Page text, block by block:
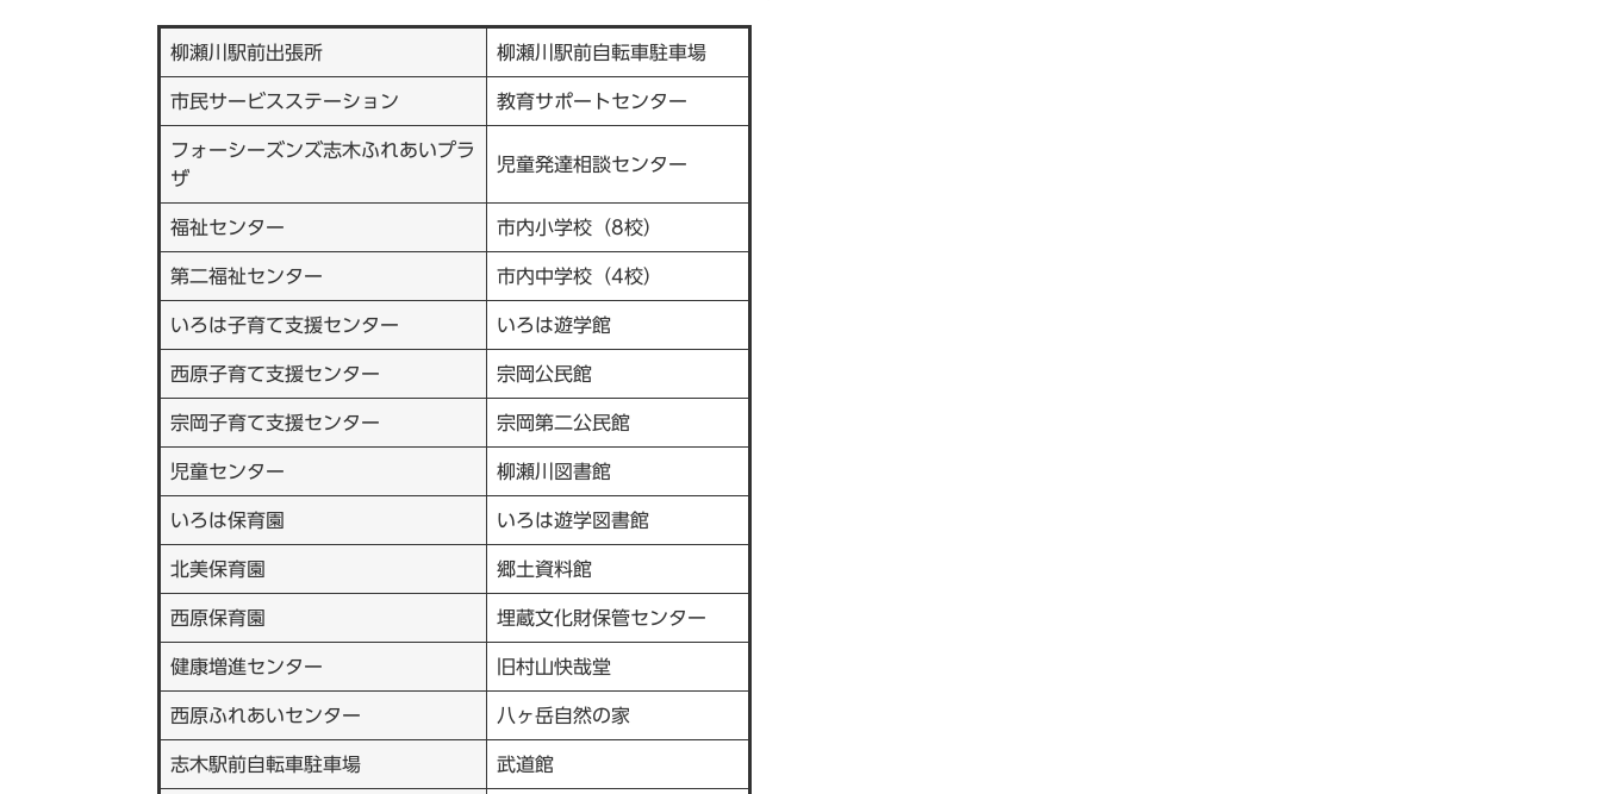
柳瀬川駅前出張所 柳瀬川駅前自転車駐車場
市民サービスステーション 教育サポートセンター
フォーシーズンズ志木ふれあいプラ
ザ
児童発達相談センター
福祉センター 市内小学校（8校）
第二福祉センター 市内中学校（4校）
いろは子育て支援センター いろは遊学館
西原子育て支援センター 宗岡公民館
宗岡子育て支援センター 宗岡第二公民館
児童センター 柳瀬川図書館
いろは保育園 いろは遊学図書館
北美保育園 郷土資料館
西原保育園 埋蔵文化財保管センター
健康増進センター 旧村山快哉堂
西原ふれあいセンター 八ヶ岳自然の家
志木駅前自転車駐車場 武道館